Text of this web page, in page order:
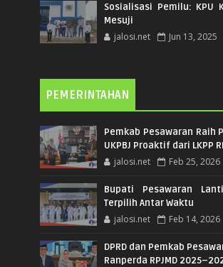
Sosialisasi Pemilu: KPU
Mesuji
jalosi.net Jun 13, 2025
PEMERINTAHAN
Pemkab Pesawaran Raih
UKPBJ Proaktif dari LKPP RI
jalosi.net Feb 25, 2026
Bupati Pesawaran
Terpilih Antar Waktu
jalosi.net Feb 14, 2026
DPRD dan Pemkab
Ranperda RPJMD